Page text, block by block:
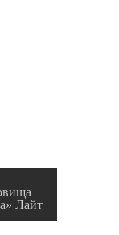
Лайт